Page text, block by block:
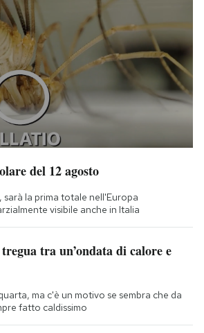
del 12 agosto
la prima totale nell'Europa
visibile anche in Italia
tregua tra un’ondata di calore e
ma c'è un motivo se sembra che da
fatto caldissimo